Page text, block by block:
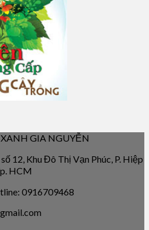
GIA NGUYỄN
12, Khu Đô Thị Vạn Phúc, P. Hiệp
HCM
0916709468